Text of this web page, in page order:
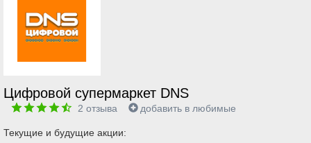
Цифровой супермаркет DNS
2 отзыва добавить в любимые
Текущие и будущие акции: